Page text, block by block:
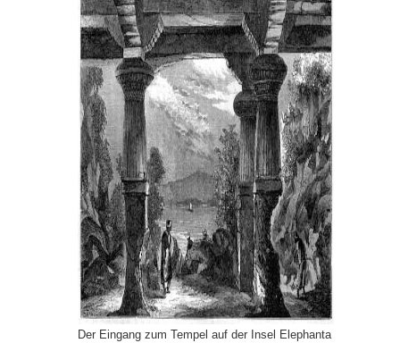
Der Eingang zum Tempel auf der Insel Elephanta